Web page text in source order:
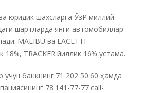
юридик шахсларга ЎзР миллий
шартларда янги автомобиллар
MALIBU ва LACETTI
TRACKER йиллик 16% устама.
банкнинг 71 202 50 60 ҳамда
78 141-77-77 call-